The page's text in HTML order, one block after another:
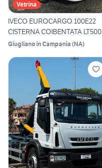
Vetrina
IVECO EUROCARGO 100E22
CISTERNA COIBENTATA LT500
Giugliano in Campania (NA)